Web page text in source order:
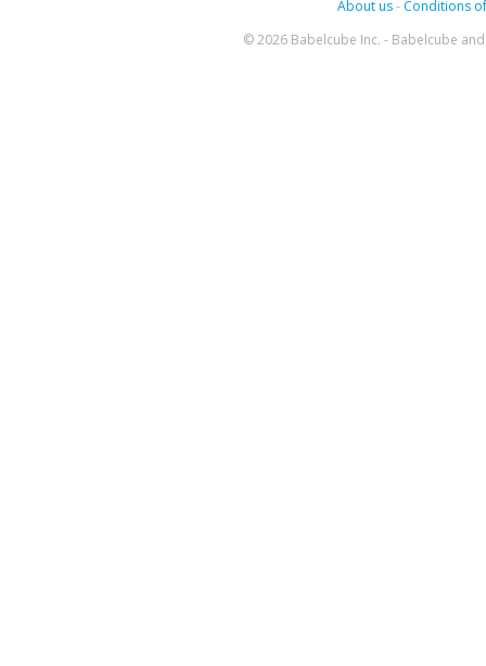
About us- Conditions
© 2026 Babelcube Inc. - Babelcube